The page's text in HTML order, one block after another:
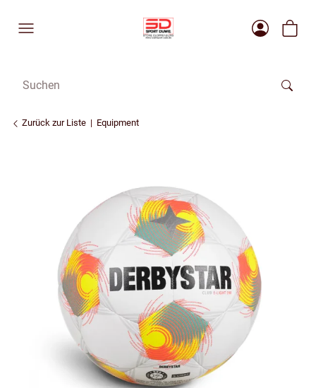
Zurück zur Liste Equipment